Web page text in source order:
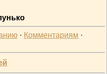
· Комментариям ·